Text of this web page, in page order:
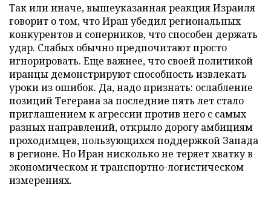
Так или иначе, вышеуказанная реакция Израиля
говорит о том, что Иран убедил региональных
конкурентов и соперников, что способен держать
удар. Слабых обычно предпочитают просто
игнорировать. Еще важнее, что своей политикой
иранцы демонстрируют способность извлекать
уроки из ошибок. Да, надо признать: ослабление
позиций Тегерана за последние пять лет стало
приглашением к агрессии против него с самых
разных направлений, открыло дорогу амбициям
проходимцев, пользующихся поддержкой Запада
в регионе. Но Иран нисколько не теряет хватку в
экономическом и транспортно-логистическом
измерениях.